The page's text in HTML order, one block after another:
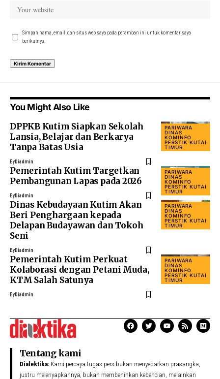
Simpan nama, email, dan situs web saya pada peramban ini untuk komentar saya
berikutnya.
You Might Also Like
PARIWARA
DINAS
KOMINFO
PERSTIK KUTAI
TIMUR
DPPKB Kutim Siapkan Sekolah
Lansia, Belajar dan Berkarya
Tanpa Batas Usia
ByDiadmin
PARIWARA
DINAS
KOMINFO
PERSTIK KUTAI
TIMUR
Pemerintah Kutim Targetkan
Pembangunan Lapas pada 2026
ByDiadmin
PARIWARA
DINAS
KOMINFO
PERSTIK KUTAI
TIMUR
Dinas Kebudayaan Kutim Akan
Beri Penghargaan kepada
Delapan Budayawan dan Tokoh
Seni
ByDiadmin
PARIWARA
DINAS
KOMINFO
PERSTIK KUTAI
TIMUR
Pemerintah Kutim Perkuat
Kolaborasi dengan Petani Muda,
KTM Salah Satunya
ByDiadmin
Tentang kami
Dialektika: Kami percaya tugas pers bukan menyebarkan prasangka,
justru melenyapkannya, bukan membenihkan kebencian, melainkan